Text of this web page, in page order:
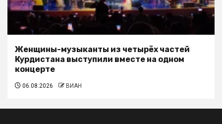
Женщины-музыканты из четырёх частей
Курдистана выступили вместе на одном
концерте
06.08.2026 ВИАН